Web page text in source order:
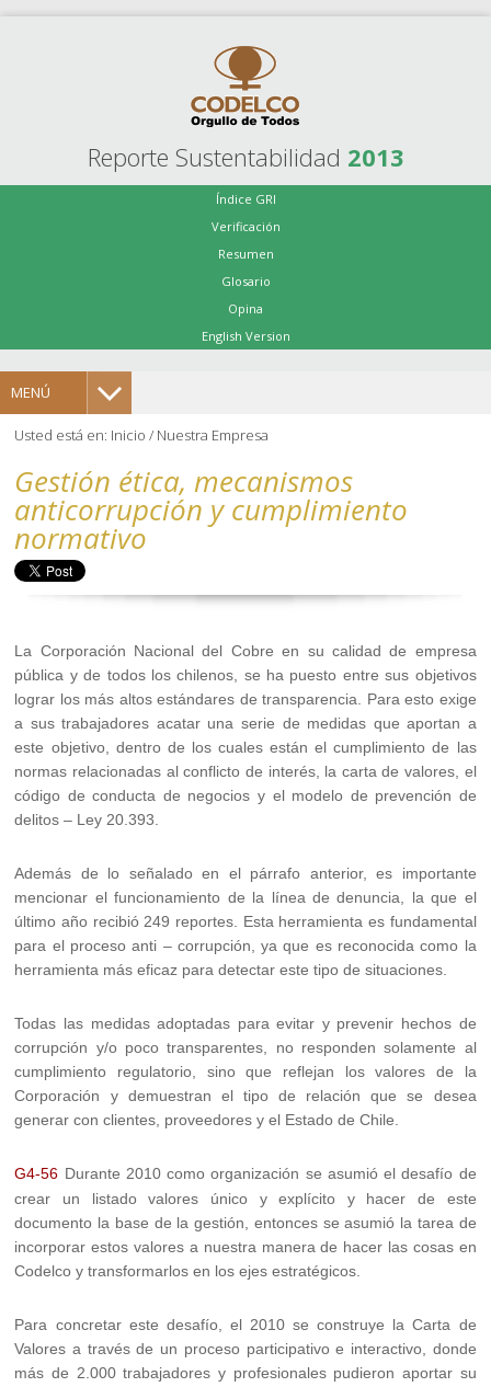
Reporte Sustentabilidad 2013
Índice GRI
Verificación
Resumen
Glosario
Opina
English Version
MENÚ
Usted está en: Inicio / Nuestra Empresa
Gestión ética, mecanismos
anticorrupción y cumplimiento
normativo
La Corporación Nacional del Cobre en su calidad de empresa
pública y de todos los chilenos, se ha puesto entre sus objetivos
lograr los más altos estándares de transparencia. Para esto exige
a sus trabajadores acatar una serie de medidas que aportan a
este objetivo, dentro de los cuales están el cumplimiento de las
normas relacionadas al conflicto de interés, la carta de valores, el
código de conducta de negocios y el modelo de prevención de
delitos – Ley 20.393.
Además de lo señalado en el párrafo anterior, es importante
mencionar el funcionamiento de la línea de denuncia, la que el
último año recibió 249 reportes. Esta herramienta es fundamental
para el proceso anti – corrupción, ya que es reconocida como la
herramienta más eficaz para detectar este tipo de situaciones.
Todas las medidas adoptadas para evitar y prevenir hechos de
corrupción y/o poco transparentes, no responden solamente al
cumplimiento regulatorio, sino que reflejan los valores de la
Corporación y demuestran el tipo de relación que se desea
generar con clientes, proveedores y el Estado de Chile.
G4-56 Durante 2010 como organización se asumió el desafío de
crear un listado valores único y explícito y hacer de este
documento la base de la gestión, entonces se asumió la tarea de
incorporar estos valores a nuestra manera de hacer las cosas en
Codelco y transformarlos en los ejes estratégicos.
Para concretar este desafío, el 2010 se construye la Carta de
Valores a través de un proceso participativo e interactivo, donde
más de 2.000 trabajadores y profesionales pudieron aportar su